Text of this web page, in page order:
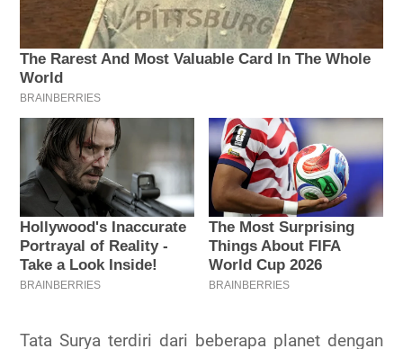
Tata Surya terdiri dari beberapa planet dengan